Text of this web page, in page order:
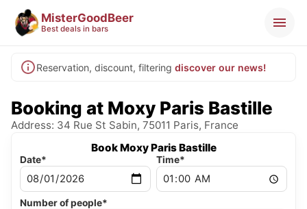
MisterGoodBeer
Best deals in bars
Reservation, discount, filtering discover our news!
Booking at Moxy Paris Bastille
Address: 34 Rue St Sabin, 75011 Paris, France
Book Moxy Paris Bastille
Date* Time*
Number of people*